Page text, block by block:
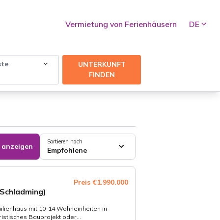
Vermietung von Ferienhäusern DE
UNTERKUNFT
FINDEN
Sortieren nach
Empfohlene
Preis €1.990.000
mit 10-14 Wohneinheiten in
Bauprojekt oder...